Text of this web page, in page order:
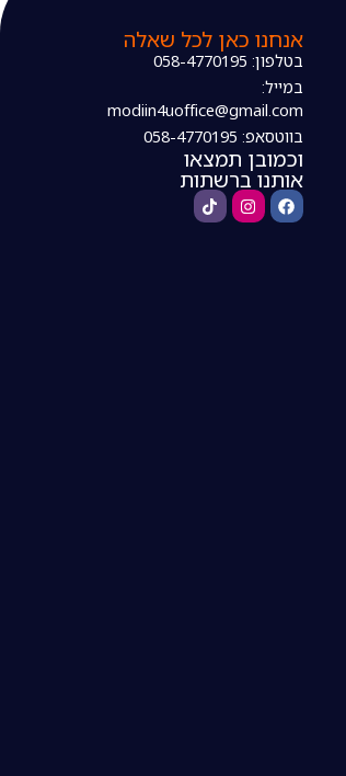
אנחנו כאן לכל שאלה
בטלפון: 058-4770195
במייל:
modiin4uoffice@gmail.com
בווטסאפ: 058-4770195
וכמובן תמצאו
אותנו ברשתות